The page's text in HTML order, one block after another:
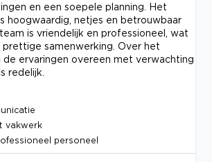
en een soepele planning. Het
hoogwaardig, netjes en betrouwbaar
is vriendelijk en professioneel, wat
prettige samenwerking. Over het
de ervaringen overeen met verwachting
redelijk.
vakwerk
personeel